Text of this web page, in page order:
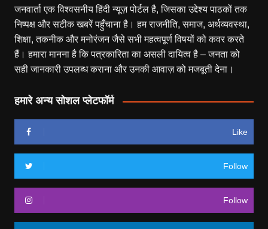
जनवार्ता एक विश्वसनीय हिंदी न्यूज़ पोर्टल है, जिसका उद्देश्य पाठकों तक
निष्पक्ष और सटीक खबरें पहुँचाना है। हम राजनीति, समाज, अर्थव्यवस्था,
शिक्षा, तकनीक और मनोरंजन जैसे सभी महत्वपूर्ण विषयों को कवर करते
हैं। हमारा मानना है कि पत्रकारिता का असली दायित्व है – जनता को
सही जानकारी उपलब्ध कराना और उनकी आवाज़ को मजबूती देना।
हमारे अन्य सोशल प्लेटफॉर्म
Like
Follow
Follow